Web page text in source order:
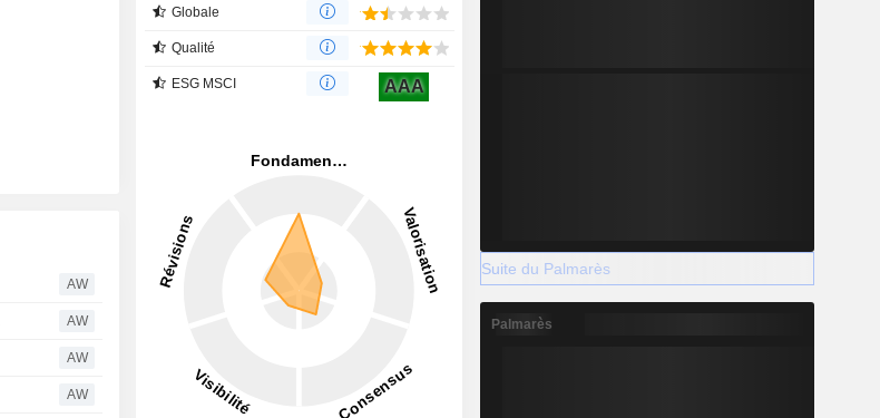
AW
AW
AW
AW
Globale
Qualité
ESG MSCI AAA
Suite du Palmarès
Palmarès